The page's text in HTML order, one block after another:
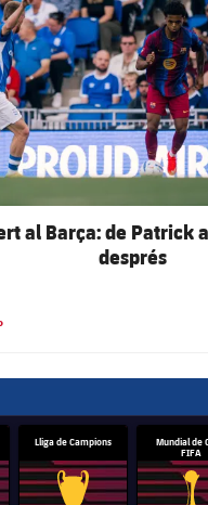
al Barça: de Patrick
després
Lliga de Campions
Mundial de
FIFA